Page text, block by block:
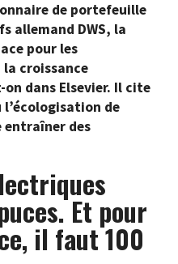
de portefeuille
allemand DWS, la
pour les
la croissance
dans Elsevier. Il cite
l’écologisation de
entraîner des
Et pour
il faut 100